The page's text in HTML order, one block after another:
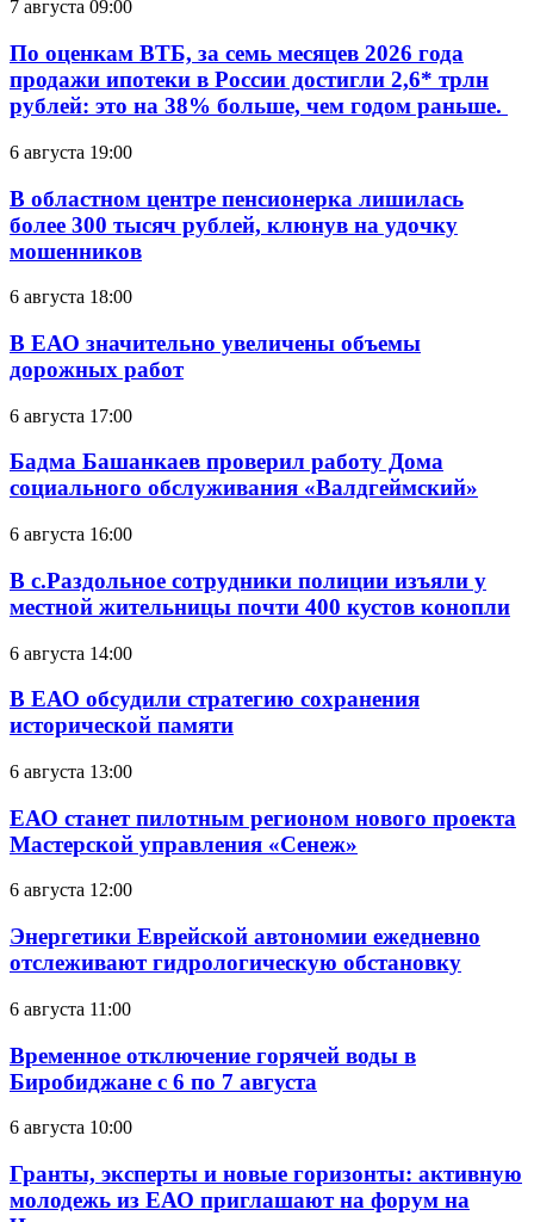
7 августа 09:00
По оценкам ВТБ, за семь месяцев 2026 года
продажи ипотеки в России достигли 2,6* трлн
рублей: это на 38% больше, чем годом раньше.
6 августа 19:00
В областном центре пенсионерка лишилась
более 300 тысяч рублей, клюнув на удочку
мошенников
6 августа 18:00
В ЕАО значительно увеличены объемы
дорожных работ
6 августа 17:00
Бадма Башанкаев проверил работу Дома
социального обслуживания «Валдгеймский»
6 августа 16:00
В с.Раздольное сотрудники полиции изъяли у
местной жительницы почти 400 кустов конопли
6 августа 14:00
В ЕАО обсудили стратегию сохранения
исторической памяти
6 августа 13:00
ЕАО станет пилотным регионом нового проекта
Мастерской управления «Сенеж»
6 августа 12:00
Энергетики Еврейской автономии ежедневно
отслеживают гидрологическую обстановку
6 августа 11:00
Временное отключение горячей воды в
Биробиджане с 6 по 7 августа
6 августа 10:00
Гранты, эксперты и новые горизонты: активную
молодежь из ЕАО приглашают на форум на